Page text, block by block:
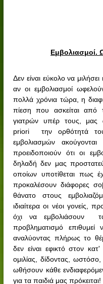
τ
ι
κ
ή
ς
Εμβολιασμοί.
Δεν είναι εύκολο να
αν οι εμβολιασμοί
πολλά χρόνια τώρα, η
πίεση που ασκείται από
γιατρών υπέρ τους,
priori
την ορθότητά
εμβολιασμών
προειδοποιούν ότι οι
δηλαδή δεν μας
οποίων υποτίθεται πως
προκαλέσουν διάφορες
θάνατο στους
ιδιαίτερα οι νέοι γονείς,
όχι να εμβολιάσουν
προβληματισμό
αναλύοντας πλήρως το
δεν είναι εφικτό στον
ομιλίας, δίδοντας,
ωθήσουν κάθε
για τα παιδιά μας πρόκειται!